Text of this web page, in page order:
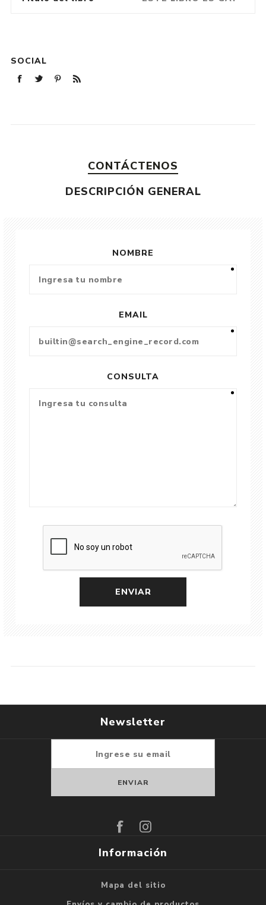
SOCIAL
CONTÁCTENOS
DESCRIPCIÓN GENERAL
NOMBRE
EMAIL
CONSULTA
Newsletter
Información
Mapa del sitio